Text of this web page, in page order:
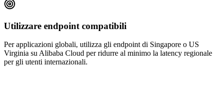
Utilizzare endpoint compatibili
Per applicazioni globali, utilizza gli endpoint di Singapore o US
Virginia su Alibaba Cloud per ridurre al minimo la latency regionale
per gli utenti internazionali.